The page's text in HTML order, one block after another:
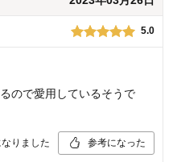
5.0
ので愛用しているそうで
りました 参考になった